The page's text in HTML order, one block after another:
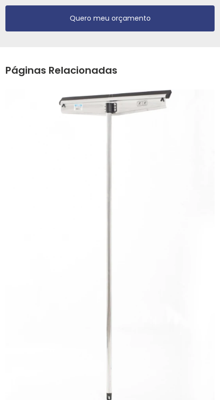
Quero meu orçamento
Páginas Relacionadas